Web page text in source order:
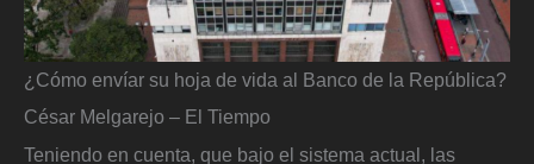
¿Cómo envíar su hoja de vida al Banco de la República?
César Melgarejo – El Tiempo
Teniendo en cuenta, que bajo el sistema actual, las